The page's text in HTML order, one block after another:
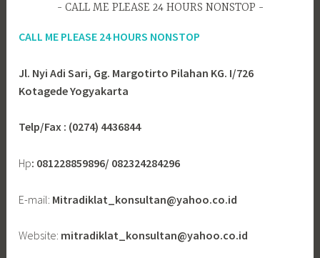
CALL ME PLEASE 24 HOURS NONSTOP
CALL ME PLEASE 24 HOURS NONSTOP
Jl. Nyi Adi Sari, Gg. Margotirto Pilahan KG. I/726
Kotagede Yogyakarta
Telp/Fax : (0274) 4436844
Hp: 081228859896/ 082324284296
E-mail: Mitradiklat_konsultan@yahoo.co.id
Website: mitradiklat_konsultan@yahoo.co.id